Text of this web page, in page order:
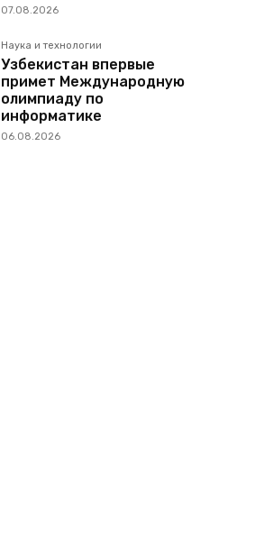
07.08.2026
Наука и технологии
Узбекистан впервые
примет Международную
олимпиаду по
информатике
06.08.2026